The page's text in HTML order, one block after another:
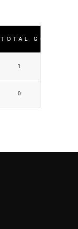
TOTAL GOLES
1
0